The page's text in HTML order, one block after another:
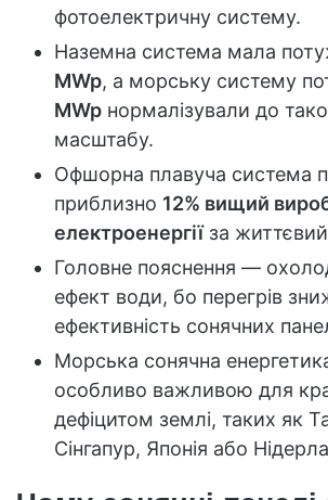
фотоелектричну систему.
Наземна система мала
MWp, а морську систему
MWp нормалізували до
масштабу.
Офшорна плавуча система
приблизно 12% вищий
електроенергіїза
Головне пояснення —
ефект води, бо перегрів
ефективність сонячних
Морська сонячна
особливо важливою для
дефіцитом землі, таких як
Сінгапур, Японія або